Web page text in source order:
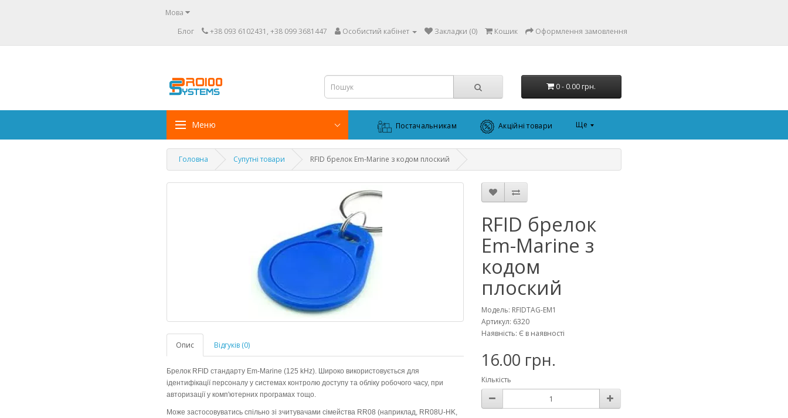
Мова
Блог
+38 093 6102431, +38 099 3681447 Особистий кабінет Закладки (0) Кошик Оформлення замовлення
0 - 0.00 грн.
Меню Постачальникам Акційні товари Ще
Головна Супутні товари RFID брелок Em-Marine з кодом плоский
Опис Відгуків (0)
Брелок RFID стандарту Em-Marine (125 kHz). Широко використовується для
ідентифікації персоналу у системах контролю доступу та обліку робочого часу, при
авторизації у комп'ютерних програмах тощо.
Може застосовуватись спільно зі зчитувачами сімейства RR08 (наприклад, RR08U-HK,
RFID брелок
Em-Marine з
кодом
плоский
Модель: RFIDTAG-EM1
Артикул: 6320
Наявність: Є в наявності
16.00 грн.
Кількість